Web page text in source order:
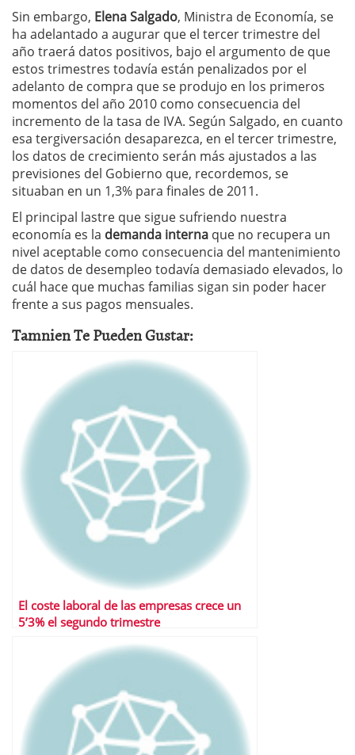
Sin embargo, Elena Salgado, Ministra de Economía, se
ha adelantado a augurar que el tercer trimestre del
año traerá datos positivos, bajo el argumento de que
estos trimestres todavía están penalizados por el
adelanto de compra que se produjo en los primeros
momentos del año 2010 como consecuencia del
incremento de la tasa de IVA. Según Salgado, en cuanto
esa tergiversación desaparezca, en el tercer trimestre,
los datos de crecimiento serán más ajustados a las
previsiones del Gobierno que, recordemos, se
situaban en un 1,3% para finales de 2011.
El principal lastre que sigue sufriendo nuestra
economía es la demanda interna que no recupera un
nivel aceptable como consecuencia del mantenimiento
de datos de desempleo todavía demasiado elevados, lo
cuál hace que muchas familias sigan sin poder hacer
frente a sus pagos mensuales.
Tamnien Te Pueden Gustar:
El coste laboral de las empresas crece un
5’3% el segundo trimestre